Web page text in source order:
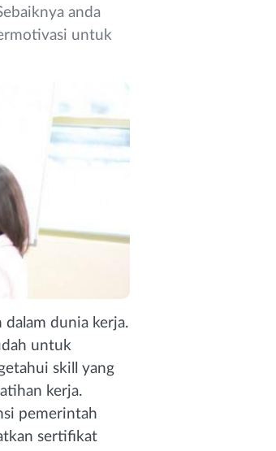
anda
untuk
dalam dunia kerja.
untuk
skill yang
kerja.
pemerintah
sertifikat